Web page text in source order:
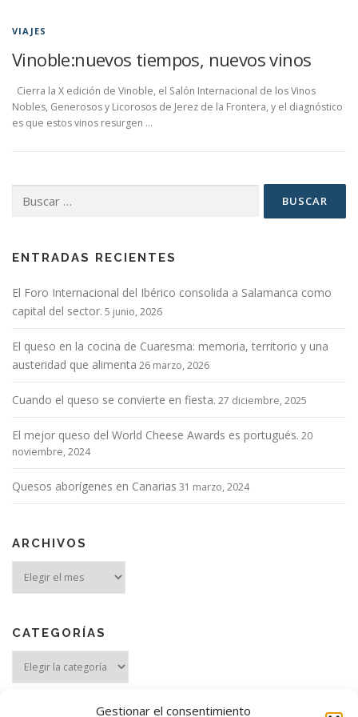
Gestionar el consentimiento
VIAJES
Vinoble:nuevos tiempos, nuevos vinos
Cierra la X edición de Vinoble, el Salón Internacional de los Vinos
Nobles, Generosos y Licorosos de Jerez de la Frontera, y el diagnóstico
es que estos vinos resurgen …
ENTRADAS RECIENTES
El Foro Internacional del Ibérico consolida a Salamanca como
capital del sector. 5 junio, 2026
El queso en la cocina de Cuaresma: memoria, territorio y una
austeridad que alimenta 26 marzo, 2026
Cuando el queso se convierte en fiesta. 27 diciembre, 2025
El mejor queso del World Cheese Awards es portugués. 20
noviembre, 2024
Quesos aborígenes en Canarias 31 marzo, 2024
ARCHIVOS
CATEGORÍAS